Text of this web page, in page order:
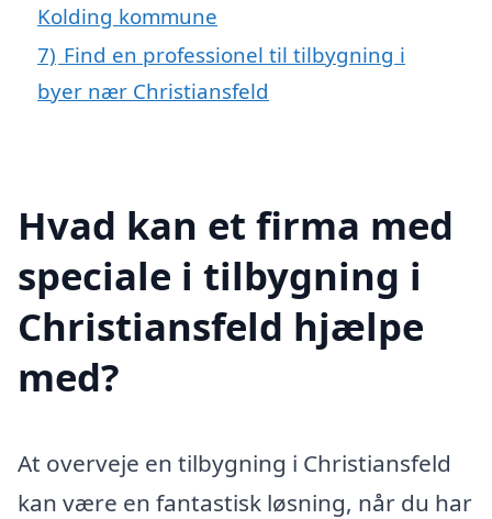
Kolding kommune
7) Find en professionel til tilbygning i
byer nær Christiansfeld
Hvad kan et firma med
speciale i tilbygning i
Christiansfeld hjælpe
med?
At overveje en tilbygning i Christiansfeld
kan være en fantastisk løsning, når du har